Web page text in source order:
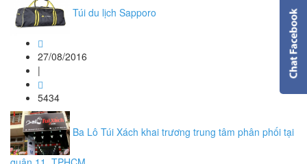
Túi du lịch Sapporo
27/08/2016
|
5434
Ba Lô Túi Xách khai trương trung tâm phân phối tại